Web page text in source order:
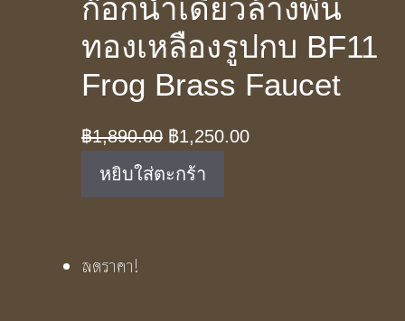
ก๊อกน้ำเดี่ยวล้างพื้น
ทองเหลืองรูปกบ BF11
Frog Brass Faucet
฿1,890.00 Original
price
was:
฿1,250.00Current
หยิบใส่ตะกร้า
ลดราคา!